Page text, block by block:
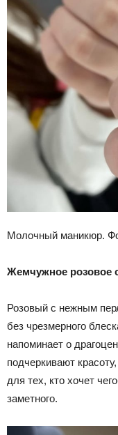
Молочный маникюр.
Жемчужное розовое
Розовый с нежным
без чрезмерного
напоминает о
подчеркивают
для тех, кто хочет
заметного.